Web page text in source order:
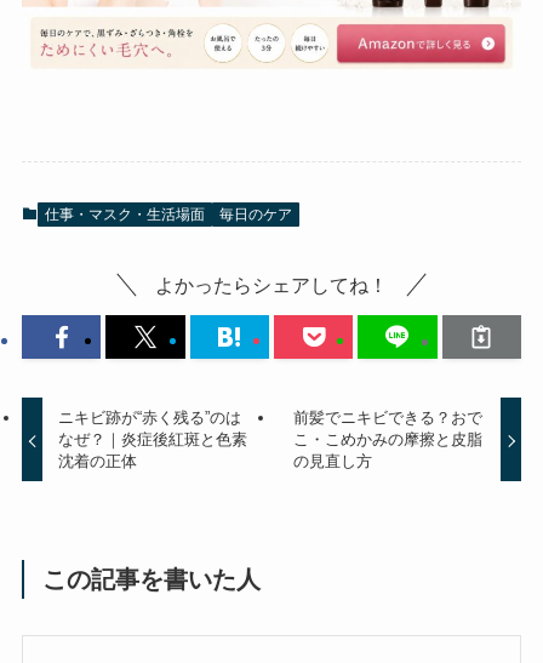
仕事・マスク・生活場面 毎日のケア
よかったらシェアしてね！
ニキビ跡が“赤く残る”のは
なぜ？｜炎症後紅斑と色素
沈着の正体
前髪でニキビできる？おで
こ・こめかみの摩擦と皮脂
の見直し方
この記事を書いた人